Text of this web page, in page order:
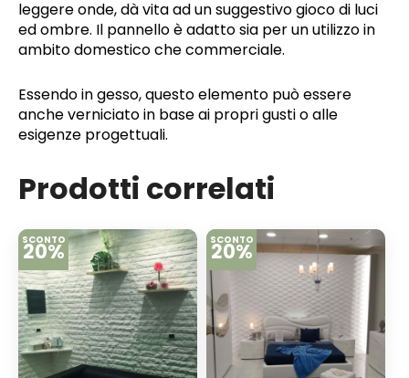
leggere onde, dà vita ad un suggestivo gioco di luci
ed ombre. Il pannello è adatto sia per un utilizzo in
ambito domestico che commerciale.
Essendo in gesso, questo elemento può essere
anche verniciato in base ai propri gusti o alle
esigenze progettuali.
Prodotti correlati
SCONTO
20% SCONTO
20%